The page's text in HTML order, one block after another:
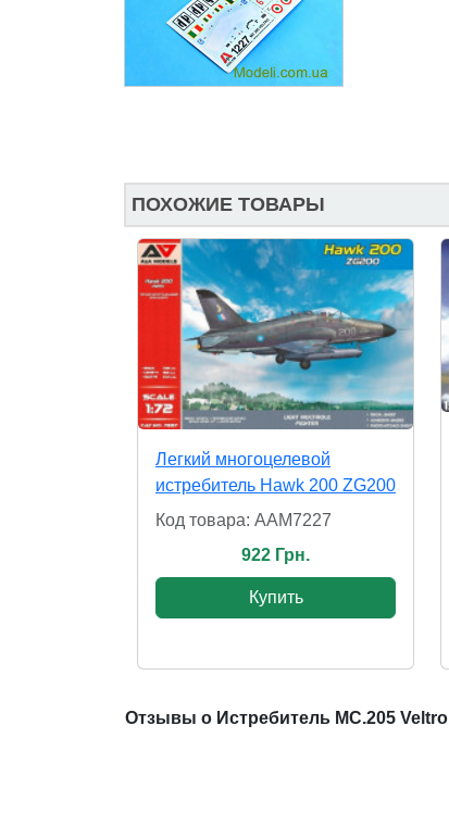
ПОХОЖИЕ ТОВАРЫ
Легкий многоцелевой
истребитель Hawk 200 ZG200
Код товара: AAM7227
922 Грн.
Купить
Отзывы о Истребитель MC.205 Veltro